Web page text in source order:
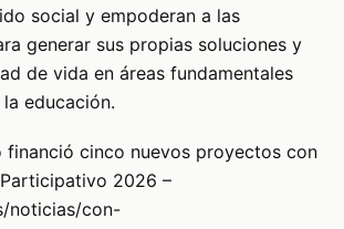
social y empoderan a las
generar sus propias soluciones y
de vida en áreas fundamentales
educación.
financió cinco nuevos proyectos con
2026 –
noticias/con-